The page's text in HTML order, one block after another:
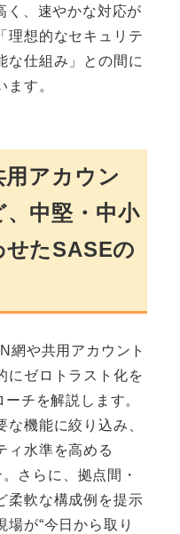
く、速やかな対応が
理想的なセキュリテ
な仕組み」との間に
す。
用アカウン
、中堅・中小
せたSASEの
網や共用アカウント
にゼロトラスト化を
チを解説します。
な機能に絞り込み、
ィ水準を高める
さらに、拠点間・
柔軟な構成例を提示
場が“今日から取り